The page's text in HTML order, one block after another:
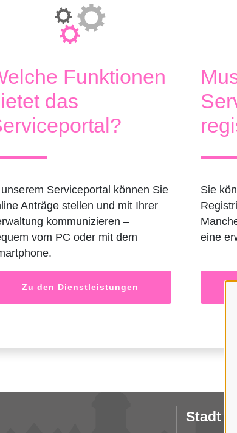
Funktionen
das
Serviceportal können Sie
Anträge stellen und mit Ihrer
kommunizieren –
vom PC oder mit dem
Zu den Dienstleistungen
Sie
eine
Stadt